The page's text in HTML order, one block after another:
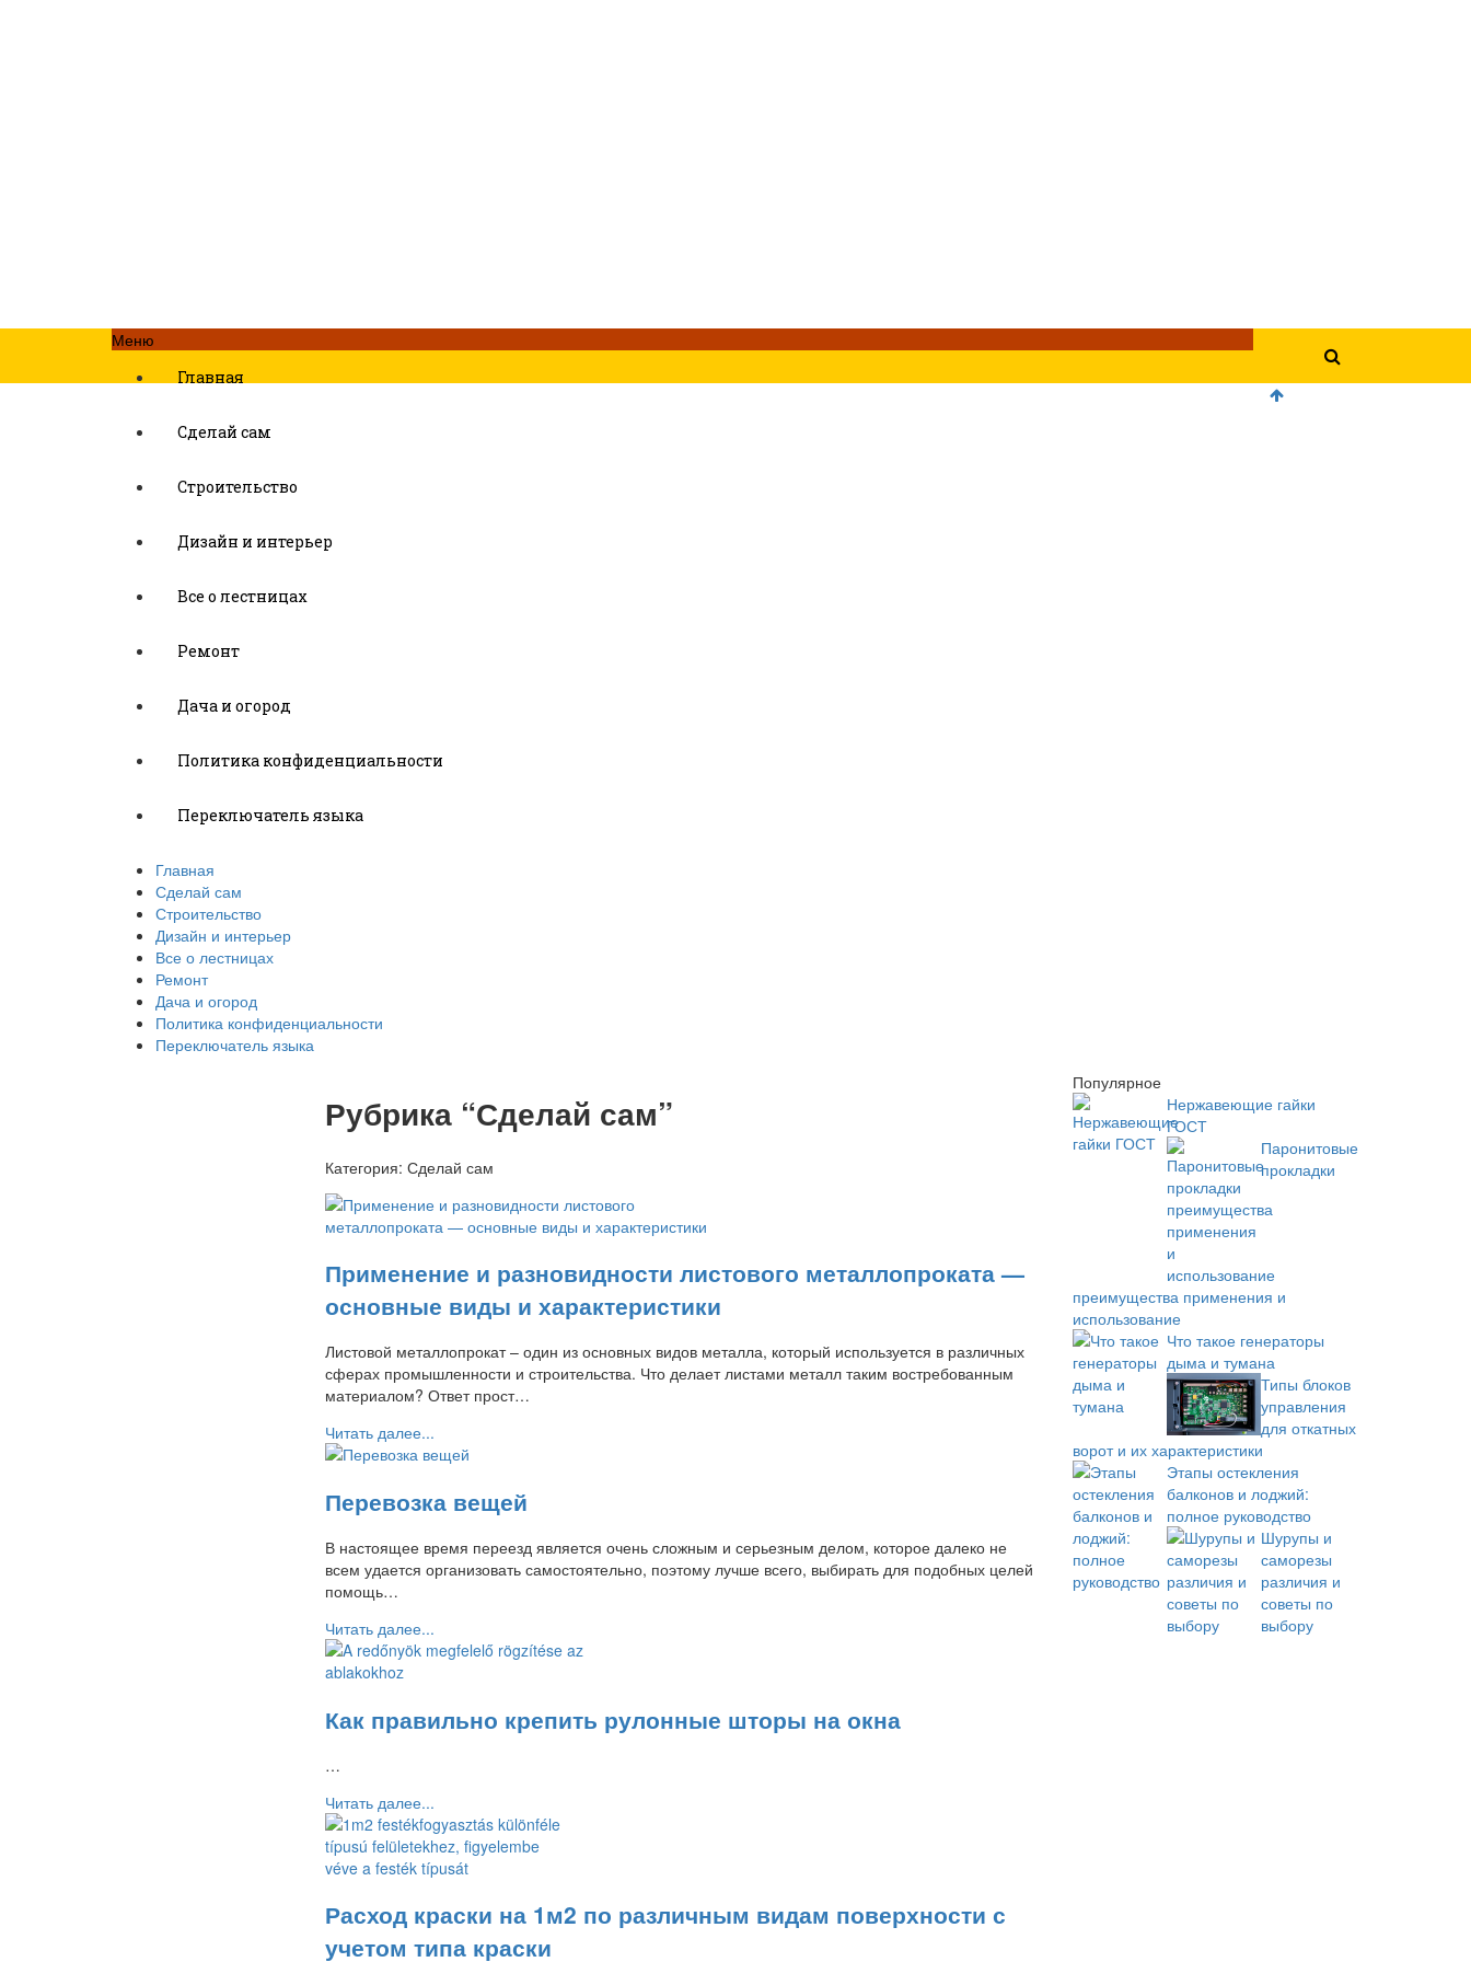
Меню
Главная
Сделай сам
Строительство
Дизайн и интерьер
Все о лестницах
Ремонт
Дача и огород
Политика конфиденциальности
Переключатель языка
Главная
Сделай сам
Строительство
Дизайн и интерьер
Все о лестницах
Ремонт
Дача и огород
Политика конфиденциальности
Переключатель языка
Рубрика “Сделай сам”
Категория: Сделай сам
Применение и разновидности листового металлопроката —
основные виды и характеристики
Листовой металлопрокат – один из основных видов металла, который используется в различных
сферах промышленности и строительства. Что делает листами металл таким востребованным
материалом? Ответ прост…
Читать далее...
Перевозка вещей
В настоящее время переезд является очень сложным и серьезным делом, которое далеко не
всем удается организовать самостоятельно, поэтому лучше всего, выбирать для подобных целей
помощь…
Читать далее...
Как правильно крепить рулонные шторы на окна
…
Читать далее...
Расход краски на 1м2 по различным видам поверхности с
учетом типа краски
Популярное
Нержавеющие гайки
ГОСТ
Паронитовые
прокладки
преимущества применения и
использование
Что такое генераторы
дыма и тумана
Типы блоков
управления
для откатных
ворот и их характеристики
Этапы остекления
балконов и лоджий:
полное руководство
Шурупы и
саморезы
различия и
советы по
выбору